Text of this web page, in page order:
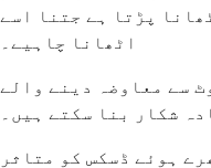
پڑتا ہے جتنا اسے
اٹھانا چاہیے۔
سے معاوضہ دینے والے
شکار بنا سکتے ہیں۔
ہوئے ڈسکس کو متاثر